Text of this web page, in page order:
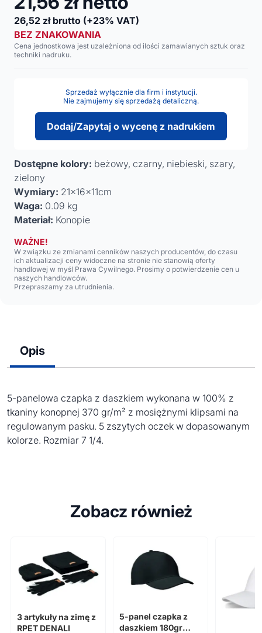
26,52 zł brutto (+23% VAT)
BEZ ZNAKOWANIA
Cena jednostkowa jest uzależniona od ilości zamawianych sztuk oraz
techniki nadruku.
Sprzedaż wyłącznie dla firm i instytucji.
Nie zajmujemy się sprzedażą detaliczną.
Dodaj/Zapytaj o wycenę z nadrukiem
Dostępne kolory: beżowy, czarny, niebieski, szary,
zielony
Wymiary: 21x16x11cm
Waga: 0.09 kg
Materiał: Konopie
WAŻNE!
W związku ze zmianami cenników naszych producentów, do czasu
ich aktualizacji ceny widoczne na stronie nie stanowią oferty
handlowej w myśl Prawa Cywilnego. Prosimy o potwierdzenie cen u
naszych handlowców.
Przepraszamy za utrudnienia.
Opis
5-panelowa czapka z daszkiem wykonana w 100% z
tkaniny konopnej 370 gr/m² z mosiężnymi klipsami na
regulowanym pasku. 5 zszytych oczek w dopasowanym
kolorze. Rozmiar 7 1/4.
Zobacz również
3 artykuły na zimę z
RPET DENALI
5-panel czapka z
daszkiem 180gr